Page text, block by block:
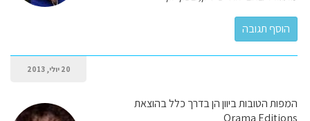
20 יולי, 2013
המפות הטובות ביוון הן בדרך כלל בהוצאת
Orama Editions